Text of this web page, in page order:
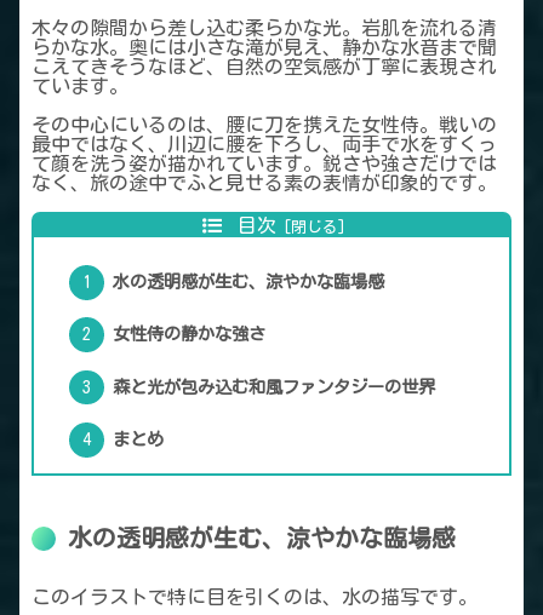
木々の隙間から差し込む柔らかな光。岩肌を流れる清
らかな水。奥には小さな滝が見え、静かな水音まで聞
こえてきそうなほど、自然の空気感が丁寧に表現され
ています。
その中心にいるのは、腰に刀を携えた女性侍。戦いの
最中ではなく、川辺に腰を下ろし、両手で水をすくっ
て顔を洗う姿が描かれています。鋭さや強さだけでは
なく、旅の途中でふと見せる素の表情が印象的です。
目次
水の透明感が生む、涼やかな臨場感
女性侍の静かな強さ
森と光が包み込む和風ファンタジーの世界
まとめ
水の透明感が生む、涼やかな臨場感
このイラストで特に目を引くのは、水の描写です。